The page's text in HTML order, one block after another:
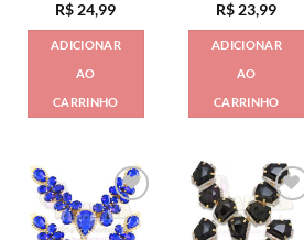
R$ 24,99
ADICIONAR
AO
CARRINHO
R$ 23,99
ADICIONAR
AO
CARRINHO